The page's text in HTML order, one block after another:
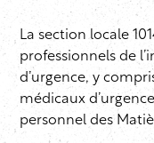
La section locale
professionnels de
d’urgence, y
médicaux
personnel des